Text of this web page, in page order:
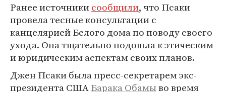
Ранее источникисообщили, что Псаки
провела тесные консультации с
канцелярией Белого дома по поводу своего
ухода. Она тщательно подошла к этическим
и юридическим аспектам своих планов.
Джен Псаки была пресс-секретарем экс-
президента СШАБарака Обамыво время